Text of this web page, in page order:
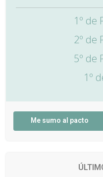
1º de
2º de
5º de
1º
Me sumo al pacto